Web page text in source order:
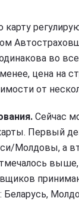
во
цена на
от
Сейчас
Первый
Молдовы, а